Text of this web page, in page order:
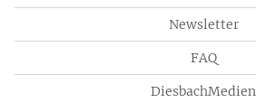
Newsletter
FAQ
DiesbachMedien